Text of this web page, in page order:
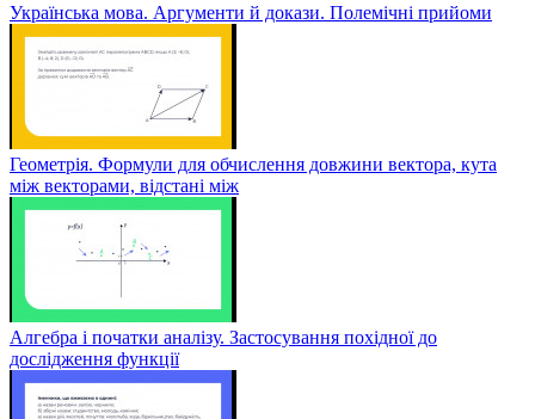
Українська мова. Аргументи й докази. Полемічні прийоми
Геометрія. Формули для обчислення довжини вектора, кута
між векторами, відстані між
Алгебра і початки аналізу. Застосування похідної до
дослідження функції